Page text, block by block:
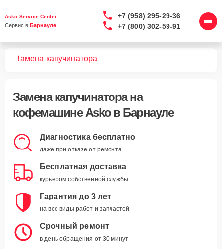
Asko Service Center
Сервис в Барнауле
+7 (958) 295-29-36
+7 (800) 302-59-91
Замена капучинатора
Замена капучинаторана
кофемашине Asko в Барнауле
Диагностика бесплатно
даже при отказе от ремонта
Бесплатная доставка
курьером собственной службы
Гарантия до 3 лет
на все виды работ и запчастей
Срочный ремонт
в день обращения от 30 минут